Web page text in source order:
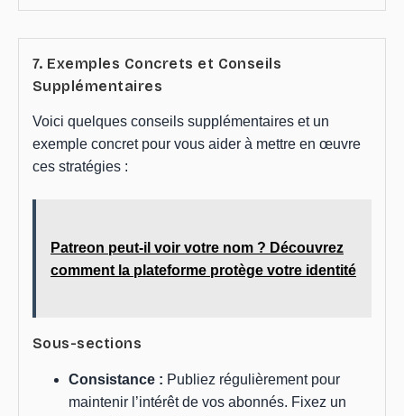
7. Exemples Concrets et Conseils
Supplémentaires
Voici quelques conseils supplémentaires et un
exemple concret pour vous aider à mettre en œuvre
ces stratégies :
Patreon peut-il voir votre nom ? Découvrez
comment la plateforme protège votre identité
Sous-sections
Consistance : Publiez régulièrement pour
maintenir l’intérêt de vos abonnés. Fixez un